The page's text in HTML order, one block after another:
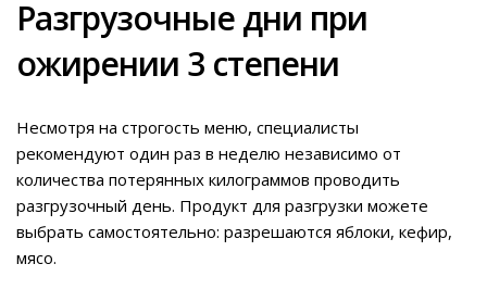
Разгрузочные дни при
ожирении 3 степени
Несмотря на строгость меню, специалисты
рекомендуют один раз в неделю независимо от
количества потерянных килограммов проводить
разгрузочный день. Продукт для разгрузки можете
выбрать самостоятельно: разрешаются яблоки, кефир,
мясо.